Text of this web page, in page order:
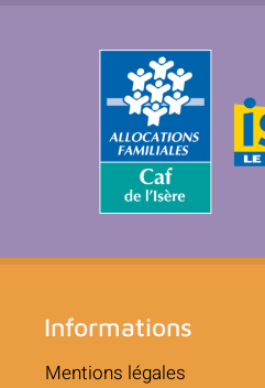
Informations
Mentions légales